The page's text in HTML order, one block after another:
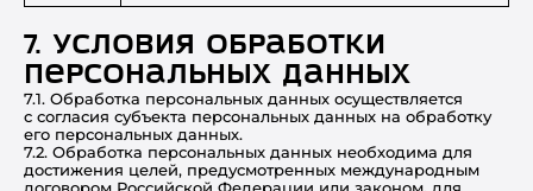
7. Условия обработки
персональных данных
7.1. Обработка персональных данных осуществляется
с согласия субъекта персональных данных на обработку
его персональных данных.
7.2. Обработка персональных данных необходима для
достижения целей, предусмотренных международным